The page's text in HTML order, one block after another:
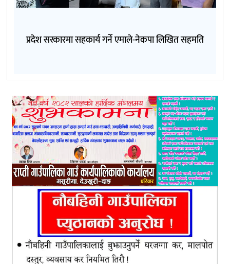
प्रदेश सरकारमा सहकार्य गर्ने एमाले-नेकपा लिखित सहमति